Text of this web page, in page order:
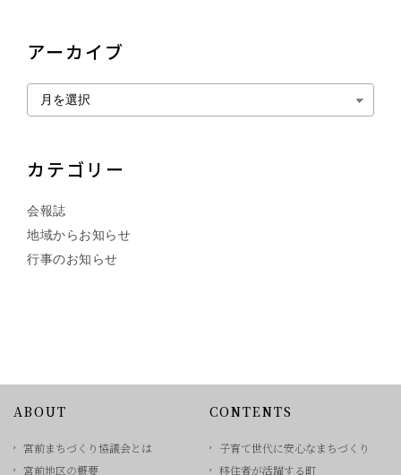
アーカイブ
カテゴリー
会報誌
地域からお知らせ
行事のお知らせ
ABOUT
宮前まちづくり協議会とは
宮前地区の概要
CONTENTS
子育て世代に安心なまちづくり
移住者が活躍する町